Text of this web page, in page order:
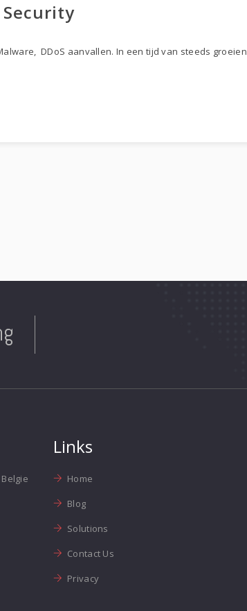
DDoS aanvallen. In een tijd van steeds
Links
Home
Blog
Solutions
Contact Us
Privacy